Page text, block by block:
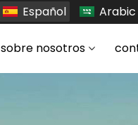
Español Arabic
sobre nosotros